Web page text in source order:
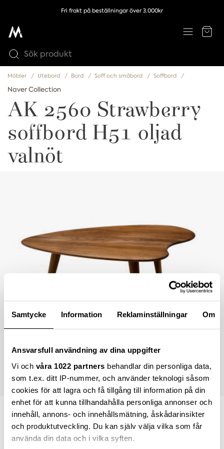
Samtycke Information Reklaminställningar Om
Ansvarsfull användning av dina uppgifter
Vi och våra 1022 partners behandlar din personliga data,
som t.ex. ditt IP-nummer, och använder teknologi såsom
cookies för att lagra och få tillgång till information på din
enhet för att kunna tillhandahålla personliga annonser och
innehåll, annons- och innehållsmätning, åskådarinsikter
och produktutveckling. Du kan själv välja vilka som får
använda din data och i vilka syften.
Fri frakt på beställningar över 3.000kr
Möbler Utebord Bord Soff och småbord Soffbord
Naver Collection
AK 2560 Strawberry
soffbord H51 oljad
valnöt
12 883,00 kr
Lägsta pris inom 30 dagar sedan ändring